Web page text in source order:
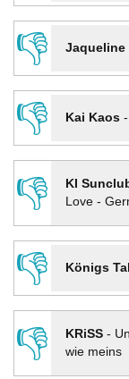
👎
Jaqueline
👎
Kai Kaos-
👎
KI
Love -
👎
Königs
👎
KRiSS-
wie meins